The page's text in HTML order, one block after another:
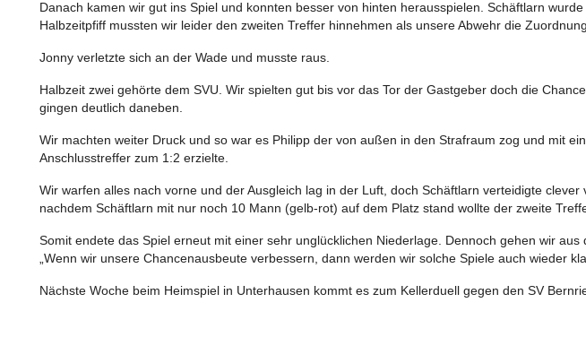
Danach kamen wir gut ins Spiel und konnten besser von hinten herausspielen. Schäftlarn
Halbzeitpfiff mussten wir leider den zweiten Treffer hinnehmen als unsere Abwehr die
Jonny verletzte sich an der Wade und musste raus.
Halbzeit zwei gehörte dem SVU. Wir spielten gut bis vor das Tor der Gastgeber doch die
gingen deutlich daneben.
Wir machten weiter Druck und so war es Philipp der von außen in den Strafraum zog und mit
Anschlusstreffer zum 1:2 erzielte.
Wir warfen alles nach vorne und der Ausgleich lag in der Luft, doch Schäftlarn verteidigte
nachdem Schäftlarn mit nur noch 10 Mann (gelb-rot) auf dem Platz stand wollte der zweite
Somit endete das Spiel erneut mit einer sehr unglücklichen Niederlage. Dennoch gehen wir
„Wenn wir unsere Chancenausbeute verbessern, dann werden wir solche Spiele auch wieder
Nächste Woche beim Heimspiel in Unterhausen kommt es zum Kellerduell gegen den SV